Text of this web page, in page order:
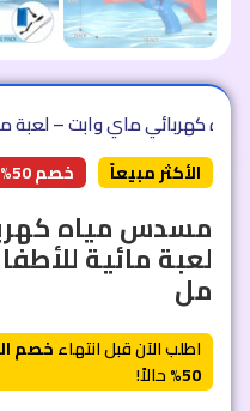
كهربائي ماي وابت – لعبة مائية
الأكثر مبيعاً خصم 50%
مسدس مياه
مل
اطلب الآن قبل انتهاءخصم
50% حالاً!